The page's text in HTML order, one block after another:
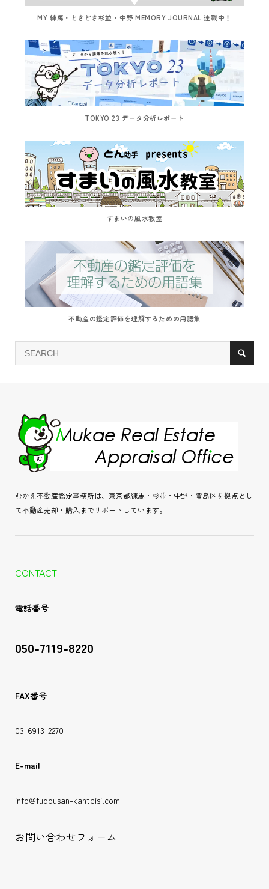
MY 練馬・ときどき杉並・中野 MEMORY JOURNAL 連載中！
TOKYO 23 データ分析レポート
すまいの風水教室
不動産の鑑定評価を理解するための用語集
むかえ不動産鑑定事務所は、東京都練馬・杉並・中野・豊島区を拠点とし
て不動産売却・購入までサポートしています。
CONTACT
電話番号
050-7119-8220
FAX番号
03-6913-2270
E-mail
info@fudousan-kanteisi.com
お問い合わせフォーム